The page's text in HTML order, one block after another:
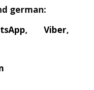
german:
, Viber,